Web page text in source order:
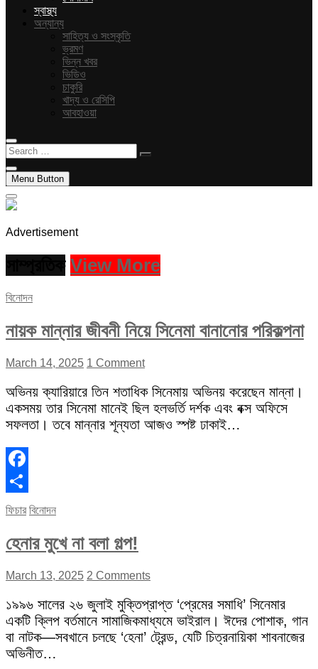
স্বাস্থ্য
অন্যান্য
সাহিত্য ও সংস্কৃতি
ভ্রমণ
ভিন্ন খবর
ভিডিও
চাকুরি
খাদ্য ও রেসিপি
আবহাওয়া
Search
…
Menu Button
Advertisement
View More
বিনোদন
নায়ক মান্নার জীবনী নিয়ে সিনেমা বানানোর পরিকল্পনা
March 14, 2025 1 Comment
অভিনয় ক্যারিয়ারে তিন শতাধিক সিনেমায় অভিনয় করেছেন মান্না।
একসময় তার সিনেমা মানেই ছিল হলভর্তি দর্শক এবং বক্স অফিসে
সফলতা। তবে মান্নার শূন্যতা আজও স্পষ্ট ঢাকাই…
Facebook
Share
ফিচার বিনোদন
হেনার মুখে না বলা গল্প!
March 13, 2025 2 Comments
১৯৯৬ সালের ২৬ জুলাই মুক্তিপ্রাপ্ত ‘প্রেমের সমাধি’ সিনেমার
একটি ক্লিপ বর্তমানে সামাজিকমাধ্যমে ভাইরাল। ঈদের পোশাক, গান
বা নাটক—সবখানে চলছে ‘হেনা’ ট্রেন্ড, যেটি চিত্রনায়িকা শাবনাজের
অভিনীত…